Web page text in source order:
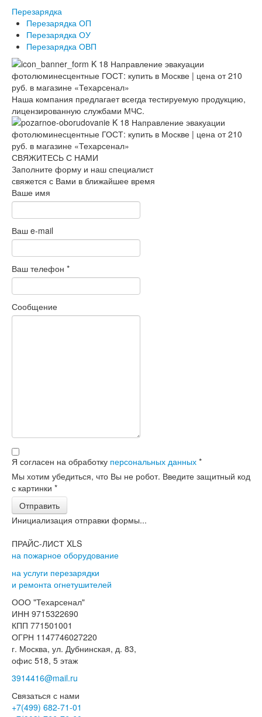
Перезарядка
Перезарядка ОП
Перезарядка ОУ
Перезарядка ОВП
Наша компания предлагает всегда тестируемую продукцию,
лицензированную службами МЧС.
СВЯЖИТЕСЬ С НАМИ
Заполните форму и наш специалист
свяжется с Вами в ближайшее время
Ваше имя
Ваш e-mail
Ваш телефон *
Сообщение
Я согласен на обработку персональных данных *
Мы хотим убедиться, что Вы не робот. Введите защитный код
с картинки *
Отправить
Инициализация отправки формы...
ПРАЙС-ЛИСТ XLS
на пожарное оборудование
на услуги перезарядки
и ремонта огнетушителей
ООО "Техарсенал"
ИНН 9715322690
КПП 771501001
ОГРН 1147746027220
г. Москва, ул. Дубнинская, д. 83,
офис 518, 5 этаж
3914416@mail.ru
Связаться с нами
+7(499) 682-71-01